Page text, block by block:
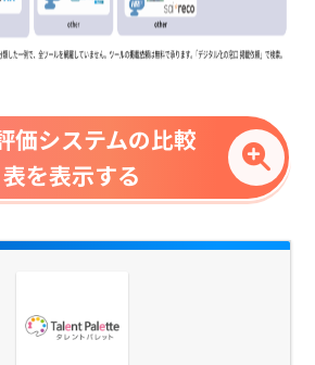
価システムの比較
表を表示する